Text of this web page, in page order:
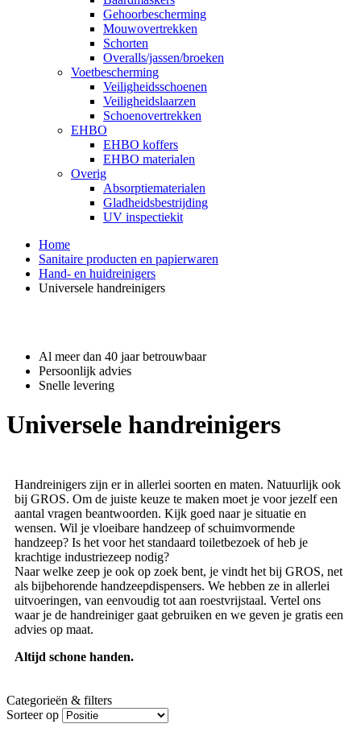
Gehoorbescherming
Mouwovertrekken
Schorten
Overalls/jassen/broeken
Voetbescherming
Veiligheidsschoenen
Veiligheidslaarzen
Schoenovertrekken
EHBO
EHBO koffers
EHBO materialen
Overig
Absorptiematerialen
Gladheidsbestrijding
UV inspectiekit
Home
Sanitaire producten en papierwaren
Hand- en huidreinigers
Universele handreinigers
Al meer dan 40 jaar betrouwbaar
Persoonlijk advies
Snelle levering
Universele handreinigers
Handreinigers zijn er in allerlei soorten en maten. Natuurlijk ook
bij GROS. Om de juiste keuze te maken moet je voor jezelf een
aantal vragen beantwoorden. Kijk goed naar je situatie en
wensen. Wil je vloeibare handzeep of schuimvormende
handzeep? Is het voor het standaard toiletbezoek of heb je
krachtige industriezeep nodig?
Naar welke zeep je ook op zoek bent, je vindt het bij GROS, net
als bijbehorende handzeepdispensers. We hebben ze in allerlei
uitvoeringen, van eenvoudig tot aan roestvrijstaal. Vertel ons
waar je de handreiniger gaat gebruiken en we geven je gratis een
advies op maat.
Altijd schone handen.
Categorieën & filters
Sorteer op